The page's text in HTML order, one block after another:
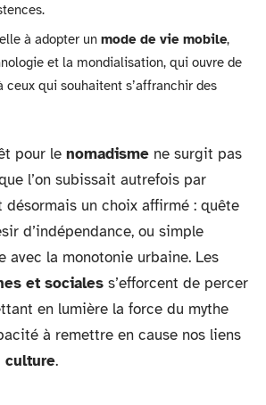
à adopter un mode de vie mobile,
et la mondialisation, qui ouvre de
ceux qui souhaitent s’affranchir des
pour le nomadisme ne surgit pas
l’on subissait autrefois par
désormais un choix affirmé : quête
d’indépendance, ou simple
avec la monotonie urbaine. Les
et sociales s’efforcent de percer
en lumière la force du mythe
à remettre en cause nos liens
culture.